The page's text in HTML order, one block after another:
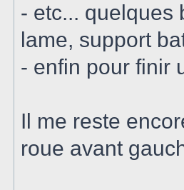
- etc... quelques
lame, support
- enfin pour finir
Il me reste
roue avant